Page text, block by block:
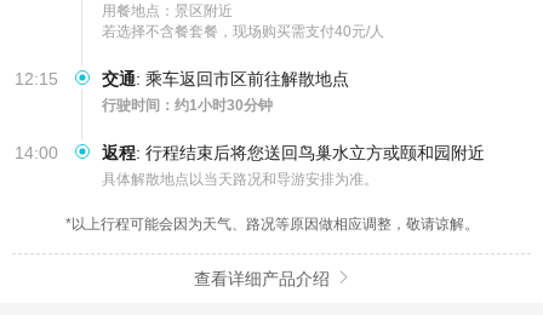
用餐地点：景区附近
若选择不含餐套餐，现场购买需支付40元/人
12:15 交通: 乘车返回市区前往解散地点
行驶时间：约1小时30分钟
14:00 返程: 行程结束后将您送回鸟巢水立方或颐和园附近
具体解散地点以当天路况和导游安排为准。
*以上行程可能会因为天气、路况等原因做相应调整，敬请谅解。
查看详细产品介绍 